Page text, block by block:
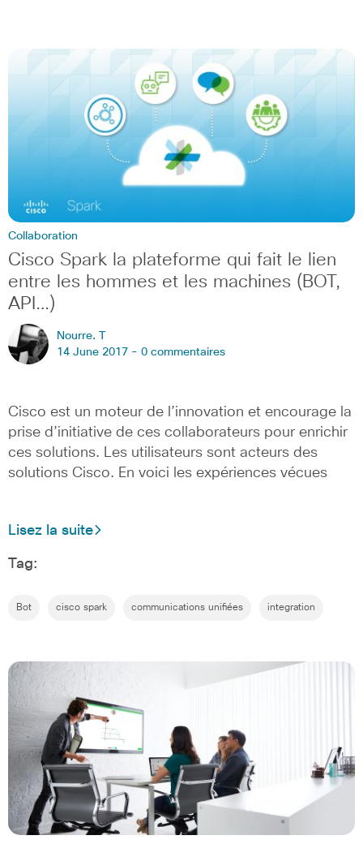
Collaboration
Cisco Spark la plateforme qui fait le lien
entre les hommes et les machines (BOT,
API…)
Nourre. T
14 June 2017 - 0 commentaires
Cisco est un moteur de l’innovation et encourage la
prise d’initiative de ces collaborateurs pour enrichir
ces solutions. Les utilisateurs sont acteurs des
solutions Cisco. En voici les expériences vécues
Lisez la suite
Tag:
Bot cisco spark communications unifiées integration